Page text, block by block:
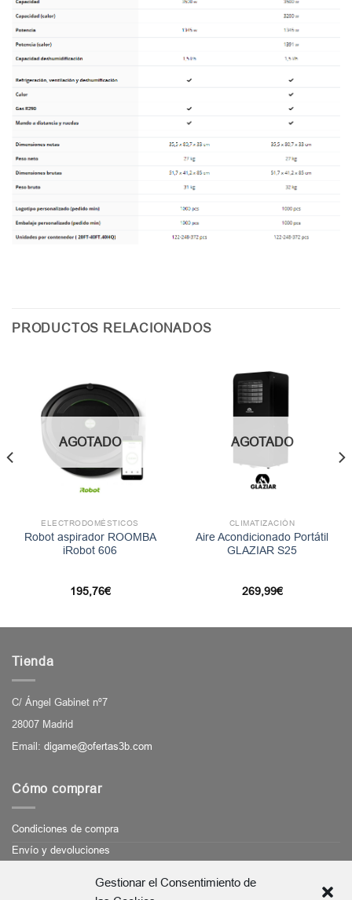
Gestionar el Consentimiento de
PRODUCTOS RELACIONADOS
AGOTADO
ELECTRODOMÉSTICOS
Robot aspirador ROOMBA
iRobot 606
195,76€
AGOTADO
CLIMATIZACIÓN
Aire Acondicionado Portátil
GLAZIAR S25
269,99€
Tienda
C/ Ángel Gabinet nº7
28007 Madrid
Email: digame@ofertas3b.com
Cómo comprar
Condiciones de compra
Envío y devoluciones